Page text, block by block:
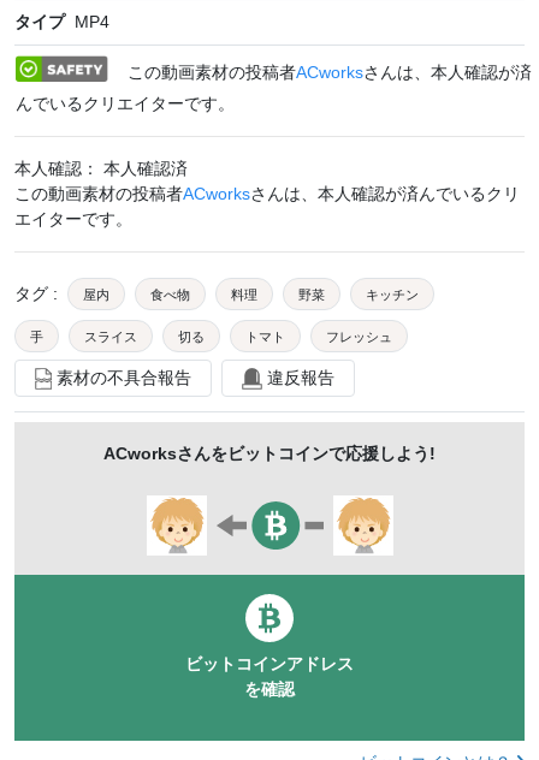
タイプ MP4
この動画素材の投稿者ACworksさんは、本人確認が済
んでいるクリエイターです。
本人確認： 本人確認済
この動画素材の投稿者ACworksさんは、本人確認が済んでいるクリ
エイターです。
タグ : 屋内 食べ物 料理 野菜 キッチン
手 スライス 切る トマト フレッシュ
食材 新鮮 調理 カット 台所
包丁 手元 クッキング 家事 ラディッシュ
生鮮食品 料理人 スローモーション
素材の不具合報告 違反報告
ACworksさんをビットコインで応援しよう!
ビットコインアドレス
を確認